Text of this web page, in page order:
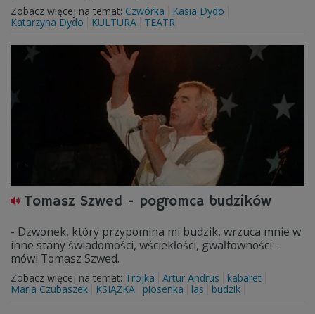
Zobacz więcej na temat: Czwórka
Kasia Dydo
Katarzyna Dydo
KULTURA TEATR
Tomasz Szwed - pogromca budzików
- Dzwonek, który przypomina mi budzik, wrzuca mnie w
inne stany świadomości, wściekłości, gwałtowności -
mówi Tomasz Szwed.
Zobacz więcej na temat: Trójka Artur Andrus
kabaret
Maria Czubaszek
KSIĄŻKA piosenka las budzik